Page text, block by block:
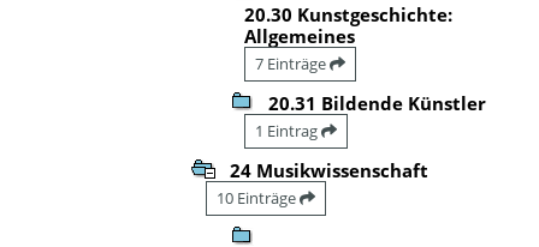
20.30 Kunstgeschichte:
Allgemeines
7 Einträge
20.31 Bildende Künstler
1 Eintrag
24 Musikwissenschaft
10 Einträge